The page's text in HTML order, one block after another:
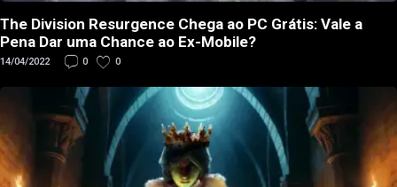
The Division Resurgence Chega ao PC Grátis: Vale a
Pena Dar uma Chance ao Ex-Mobile?
14/04/2022 0 0